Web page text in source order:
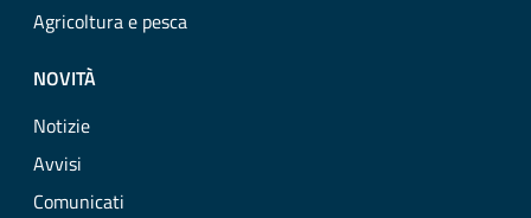
Agricoltura e pesca
NOVITÀ
Notizie
Avvisi
Comunicati